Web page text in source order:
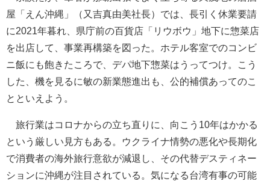
屋「えん沖縄」（又吉真由美社長）では、長引く休業要請
に2021年暮れ、県庁前の百貨店「リウボウ」地下に惣菜店
を出店して、事業再構築を図った。ホテル客室でのコンビ
ニ飯にも飽きたころで、デパ地下惣菜はうってつけ。こう
した、機を見るに敏の新業態進出も、公的補償あってのこ
とといえよう。
旅行業はコロナからの立ち直りに、向こう10年はかかる
という厳しい見方もある。ウクライナ情勢の悪化や長期化
で消費者の海外旅行意欲が減退し、その代替デスティネー
ションに沖縄が注目されている。気になる台湾有事の可能